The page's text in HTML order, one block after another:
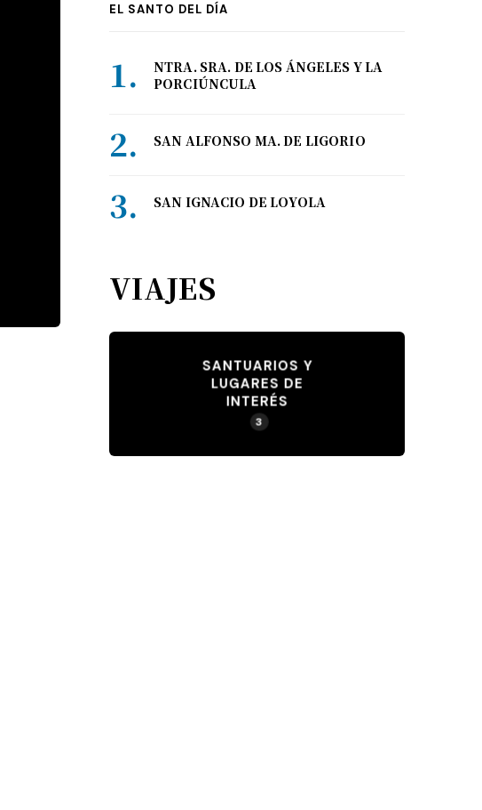
EL SANTO DEL DÍA
NTRA. SRA. DE LOS ÁNGELES Y LA
PORCIÚNCULA
SAN ALFONSO MA. DE LIGORIO
SAN IGNACIO DE LOYOLA
VIAJES
SANTUARIOS Y
LUGARES DE
INTERÉS
3